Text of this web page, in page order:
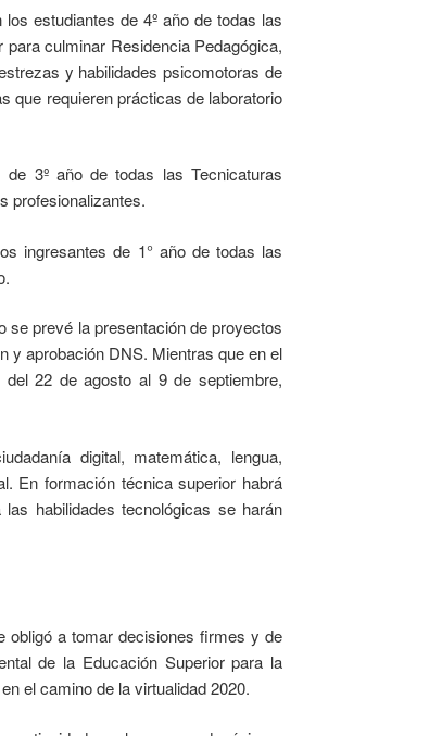
estudiantes de 4º año de todas las
culminar Residencia Pedagógica,
y habilidades psicomotoras de
que requieren prácticas de laboratorio
3º año de todas las Tecnicaturas
profesionalizantes.
ingresantes de 1° año de todas las
se prevé la presentación de proyectos
y aprobación DNS. Mientras que en el
22 de agosto al 9 de septiembre,
digital, matemática, lengua,
En formación técnica superior habrá
habilidades tecnológicas se harán
obligó a tomar decisiones firmes y de
de la Educación Superior para la
el camino de la virtualidad 2020.